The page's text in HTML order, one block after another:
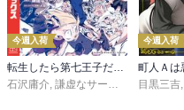
今週入荷
転生したら第七王子だったので、気ままに魔術を極めます（２４）
石沢庸介, 謙虚なサークル メル。
今週入荷
目黒三吉,